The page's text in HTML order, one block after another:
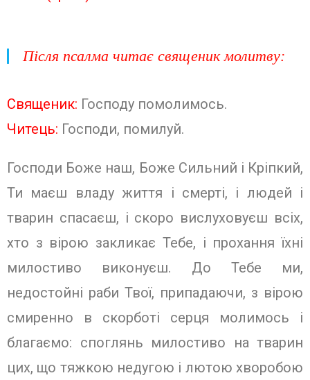
Після псалма читає священик молитву:
Священик: Господу помолимось.
Читець: Господи, помилуй.
Господи Боже наш, Боже Сильний і Кріпкий,
Ти маєш владу життя і смерті, і людей і
тварин спасаєш, і скоро вислуховуєш всіх,
хто з вірою закликає Тебе, і прохання їхні
милостиво виконуєш. До Тебе ми,
недостойні раби Твої, припадаючи, з вірою
смиренно в скорботі серця молимось і
благаємо: споглянь милостиво на тварин
цих, що тяжкою недугою і лютою хворобою